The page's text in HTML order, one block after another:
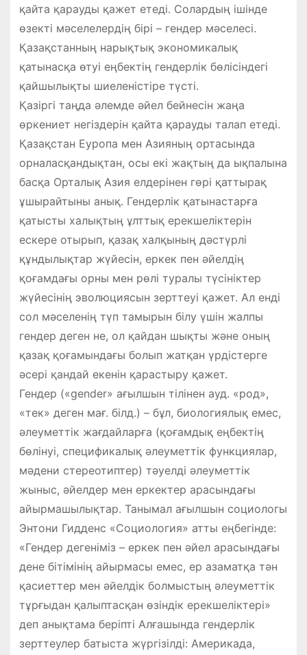
қайта қарауды қажет етеді. Солардың ішінде
өзекті мәселелердің бірі – гендер мәселесі.
Қазақстанның нарықтық экономикалық
қатынасқа өтуі еңбектің гендерлік бөлісіндегі
қайшылықты шиеленістіре түсті.
Қазіргі таңда әлемде әйел бейнесін жаңа
өркениет негіздерін қайта қарауды талап етеді.
Қазақстан Еуропа мен Азияның ортасында
орналасқандықтан, осы екі жақтың да ықпалына
басқа Орталық Азия елдерінен гөрі қаттырақ
ұшырайтыны анық. Гендерлік қатынастарға
қатысты халықтың ұлттық ерекшеліктерін
ескере отырып, қазақ халқының дәстүрлі
құндылықтар жүйесін, еркек пен әйелдің
қоғамдағы орны мен рөлі туралы түсініктер
жүйесінің эволюциясын зерттеуі қажет. Ал енді
сол мәселенің түп тамырын білу үшін жалпы
гендер деген не, ол қайдан шықты және оның
қазақ қоғамындағы болып жатқан үрдістерге
әсері қандай екенін қарастыру қажет.
Гендер («gender» ағылшын тілінен ауд. «род»,
«тек» деген мағ. білд.) – бұл, биологиялық емес,
әлеуметтік жағдайларға (қоғамдық еңбектің
бөлінуі, спецификалық әлеуметтік функциялар,
мәдени стереотиптер) тәуелді әлеуметтік
жыныс, әйелдер мен еркектер арасындағы
айырмашылықтар. Танымал ағылшын социологы
Энтони Гидденс «Социология» атты еңбегінде:
«Гендер дегеніміз – еркек пен әйел арасындағы
дене бітімінің айырмасы емес, ер азаматқа тән
қасиеттер мен әйелдік болмыстың әлеуметтік
тұрғыдан қалыптасқан өзіндік ерекшеліктері»
деп анықтама беріпті Алғашында гендерлік
зерттеулер батыста жүргізілді: Америкада,